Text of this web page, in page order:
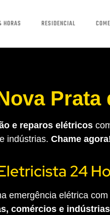
HORAS RESIDENCIAL
Prata
e reparos elétricos
e indústrias. Chame
24
emergência elétrica
comércios e indústrias